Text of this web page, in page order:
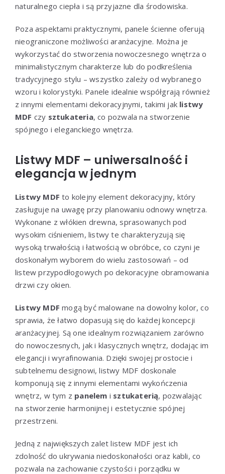
naturalnego ciepła i są przyjazne dla środowiska.
Poza aspektami praktycznymi, panele ścienne oferują
nieograniczone możliwości aranżacyjne. Można je
wykorzystać do stworzenia nowoczesnego wnętrza o
minimalistycznym charakterze lub do podkreślenia
tradycyjnego stylu – wszystko zależy od wybranego
wzoru i kolorystyki. Panele idealnie współgrają również
z innymi elementami dekoracyjnymi, takimi jak listwy
MDF czy sztukateria, co pozwala na stworzenie
spójnego i eleganckiego wnętrza.
Listwy MDF – uniwersalność i
elegancja w jednym
Listwy MDF to kolejny element dekoracyjny, który
zasługuje na uwagę przy planowaniu odnowy wnętrza.
Wykonane z włókien drewna, sprasowanych pod
wysokim ciśnieniem, listwy te charakteryzują się
wysoką trwałością i łatwością w obróbce, co czyni je
doskonałym wyborem do wielu zastosowań – od
listew przypodłogowych po dekoracyjne obramowania
drzwi czy okien.
Listwy MDF mogą być malowane na dowolny kolor, co
sprawia, że łatwo dopasują się do każdej koncepcji
aranżacyjnej. Są one idealnym rozwiązaniem zarówno
do nowoczesnych, jak i klasycznych wnętrz, dodając im
elegancji i wyrafinowania. Dzięki swojej prostocie i
subtelnemu designowi, listwy MDF doskonale
komponują się z innymi elementami wykończenia
wnętrz, w tym z panelem i sztukaterią, pozwalając
na stworzenie harmonijnej i estetycznie spójnej
przestrzeni.
Jedną z największych zalet listew MDF jest ich
zdolność do ukrywania niedoskonałości oraz kabli, co
pozwala na zachowanie czystości i porządku w